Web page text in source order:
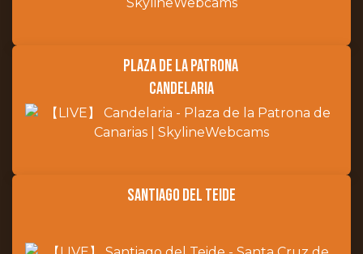
plaza de la patrona
candelaria
Santiago del Teide